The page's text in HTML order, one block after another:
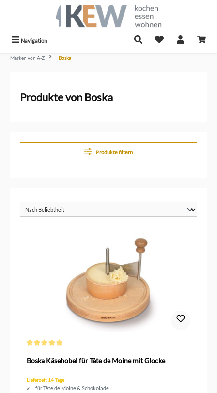
Navigation
Marken von A-Z Boska
Produkte von Boska
Produkte filtern
Boska Käsehobel für Tête de Moine mit Glocke
Lieferzeit 14 Tage
für Tête de Moine & Schokolade